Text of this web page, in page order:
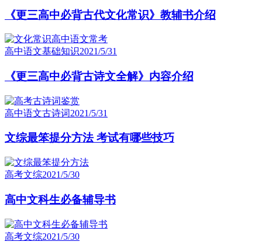
《更三高中必背古代文化常识》教辅书介绍
高中语文基础知识2021/5/31
《更三高中必背古诗文全解》内容介绍
高中语文古诗词2021/5/31
文综最笨提分方法 考试有哪些技巧
高考文综2021/5/30
高中文科生必备辅导书
高考文综2021/5/30